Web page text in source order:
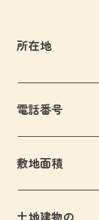
所在地
電話番号
敷地面積
土地建物の